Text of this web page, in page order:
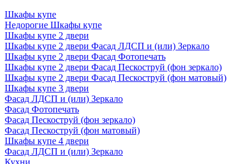
Шкафы купе
Недорогие Шкафы купе
Шкафы купе 2 двери
Шкафы купе 2 двери Фасад ЛДСП и (или) Зеркало
Шкафы купе 2 двери Фасад Фотопечать
Шкафы купе 2 двери Фасад Пескоструй (фон зеркало)
Шкафы купе 2 двери Фасад Пескоструй (фон матовый)
Шкафы купе 3 двери
Фасад ЛДСП и (или) Зеркало
Фасад Фотопечать
Фасад Пескоструй (фон зеркало)
Фасад Пескоструй (фон матовый)
Шкафы купе 4 двери
Фасад ЛДСП и (или) Зеркало
Кухни